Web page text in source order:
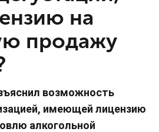
на
продажу
возможность
имеющей лицензию
алкогольной